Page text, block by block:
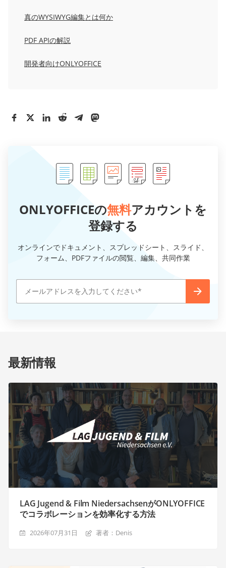
真のWYSIWYG編集とは何か
PDF APIの解説
開発者向けONLYOFFICE
ONLYOFFICEの無料アカウントを
登録する
オンラインでドキュメント、スプレッドシート、スライド、
フォーム、PDFファイルの閲覧、編集、共同作業
最新情報
LAG Jugend & Film NiedersachsenがONLYOFFICE
でコラボレーションを効率化する方法
2026年07月31日 著者：Denis